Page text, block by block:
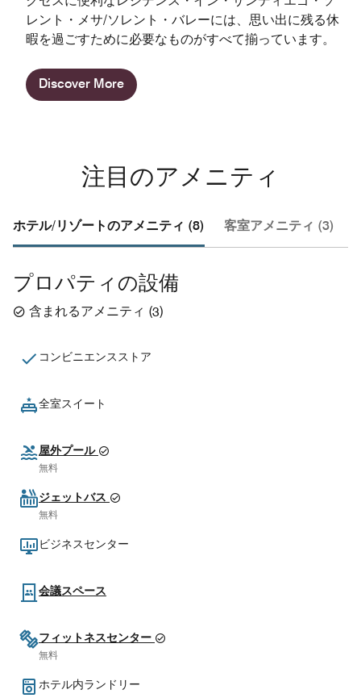
レント・メサ/ソレント・バレーには、思い出に残る休
暇を過ごすために必要なものがすべて揃っています。
Discover More
注目のアメニティ
ホテル/リゾートのアメニティ (8) 客室アメニティ (3)
プロパティの設備
含まれるアメニティ (3)
コンビニエンスストア
全室スイート
屋外プール
無料
ジェットバス
無料
ビジネスセンター
会議スペース
フィットネスセンター
無料
ホテル内ランドリー